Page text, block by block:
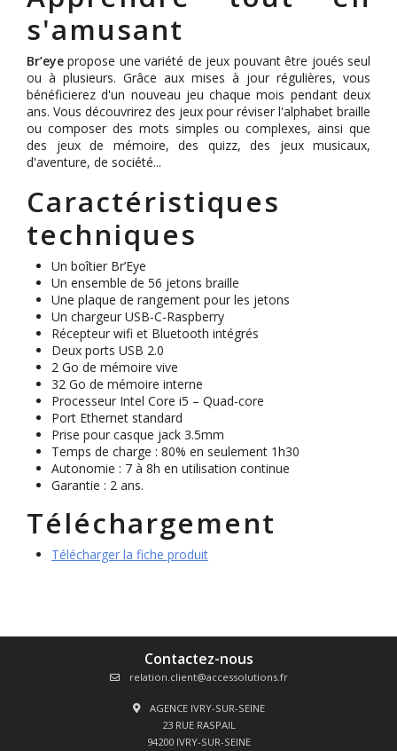
s'amusant
Br’eye propose une variété de jeux pouvant être joués seul
ou à plusieurs. Grâce aux mises à jour régulières, vous
bénéficierez d'un nouveau jeu chaque mois pendant deux
ans. Vous découvrirez des jeux pour réviser l'alphabet braille
ou composer des mots simples ou complexes, ainsi que
des jeux de mémoire, des quizz, des jeux musicaux,
d'aventure, de société...
Caractéristiques
techniques
Un boîtier Br’Eye
Un ensemble de 56 jetons braille
Une plaque de rangement pour les jetons
Un chargeur USB-C-Raspberry
Récepteur wifi et Bluetooth intégrés
Deux ports USB 2.0
2 Go de mémoire vive
32 Go de mémoire interne
Processeur Intel Core i5 – Quad-core
Port Ethernet standard
Prise pour casque jack 3.5mm
Temps de charge : 80% en seulement 1h30
Autonomie : 7 à 8h en utilisation continue
Garantie : 2 ans.
Téléchargement
Télécharger la fiche produit
Contactez-nous
relation.client@accessolutions.fr
AGENCE IVRY-SUR-SEINE
23 RUE RASPAIL
94200 IVRY-SUR-SEINE